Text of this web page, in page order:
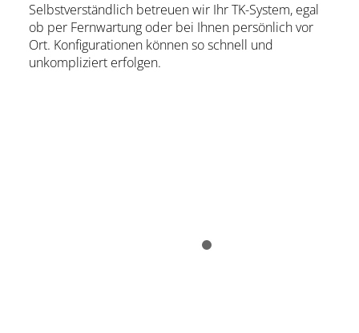
Selbstverständlich betreuen wir Ihr TK-System, egal
ob per Fernwartung oder bei Ihnen persönlich vor
Ort. Konfigurationen können so schnell und
unkompliziert erfolgen.